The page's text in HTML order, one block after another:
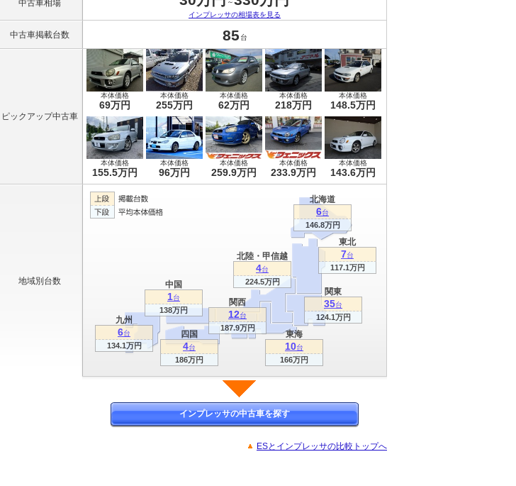
中古車相場 ～
インプレッサの相場表を見る
中古車掲載台数 85 台
ピックアップ中古車
本体価格
69万円
本体価格
255万円
本体価格
62万円
本体価格
218万円
本体価格
148.5万円
本体価格
155.5万円
本体価格
96万円
本体価格
259.9万円
本体価格
233.9万円
本体価格
143.6万円
地域別台数
関東
35台
124.1万円
関西
12台
187.9万円
東海
10台
166万円
北海道
6台
146.8万円
九州
6台
134.1万円
東北
7台
117.1万円
北陸・甲信越
4台
224.5万円
中国
1台
138万円
四国
4台
186万円
インプレッサの中古車を探す
ESとインプレッサの比較トップへ